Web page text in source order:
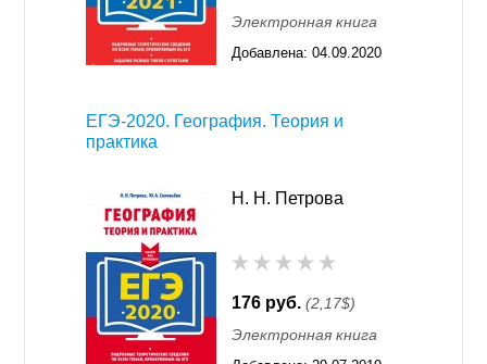
Электронная книга
Добавлена: 04.09.2020
ЕГЭ-2020. География. Теория и
практика
Н. Н. Петрова
176 руб. (2,17$)
Электронная книга